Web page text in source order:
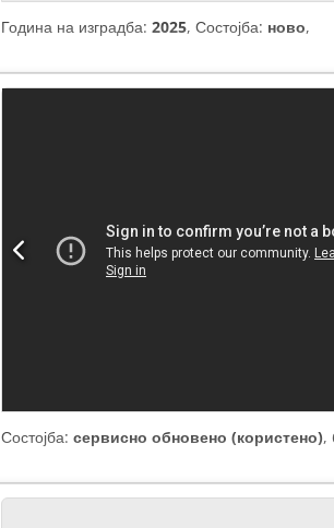
Година на изградба: 2025, Состојба: ново,
Состојба: сервисно обновено (користено),